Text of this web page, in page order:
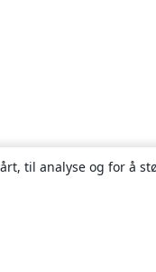
til analyse og for å